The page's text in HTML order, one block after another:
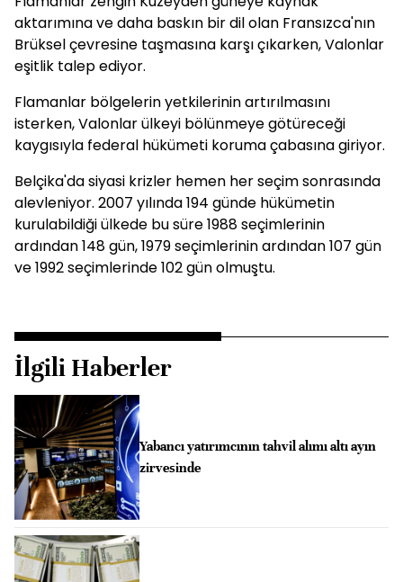
aktarımına ve daha baskın bir dil olan Fransızca'nın
Brüksel çevresine taşmasına karşı çıkarken, Valonlar
eşitlik talep ediyor.
Flamanlar bölgelerin yetkilerinin artırılmasını
isterken, Valonlar ülkeyi bölünmeye götüreceği
kaygısıyla federal hükümeti koruma çabasına giriyor.
Belçika'da siyasi krizler hemen her seçim sonrasında
alevleniyor. 2007 yılında 194 günde hükümetin
kurulabildiği ülkede bu süre 1988 seçimlerinin
ardından 148 gün, 1979 seçimlerinin ardından 107 gün
ve 1992 seçimlerinde 102 gün olmuştu.
İlgili Haberler
Yabancı yatırımcının tahvil alımı altı ayın
zirvesinde